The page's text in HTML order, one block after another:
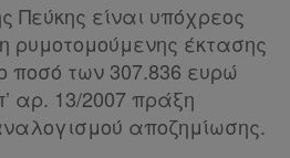
Πεύκης είναι υπόχρεος
ρυμοτομούμενης έκτασης
ποσό των 307.836 ευρώ
αρ. 13/2007 πράξη
αποζημίωσης.